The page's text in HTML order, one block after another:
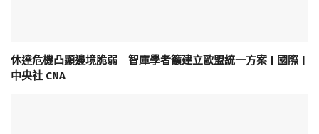
休達危機凸顯邊境脆弱 智庫學者籲建立歐盟統一方案 | 國際 |
中央社 CNA